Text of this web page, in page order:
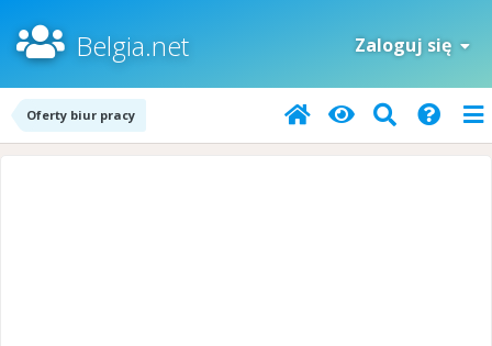
Belgia.net Zaloguj się
Oferty biur pracy